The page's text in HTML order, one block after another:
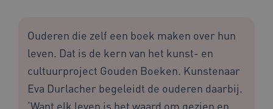
Ouderen die zelf een boek maken over hun
leven. Dat is de kern van het kunst- en
cultuurproject Gouden Boeken. Kunstenaar
Eva Durlacher begeleidt de ouderen daarbij.
‘Want elk leven is het waard om gezien en